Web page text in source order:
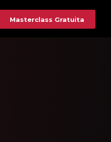
Masterclass Gratuita